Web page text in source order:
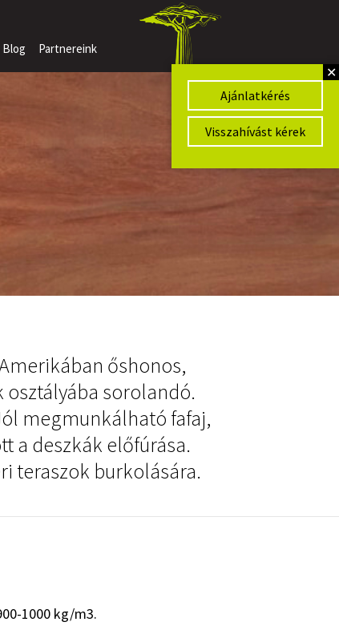
✕
Ajánlatkérés
Visszahívást kérek
Blog Partnereink
őshonos,
osztályába sorolandó.
megmunkálható fafaj,
a deszkák előfúrása.
teraszok burkolására.
1000 kg/m3.